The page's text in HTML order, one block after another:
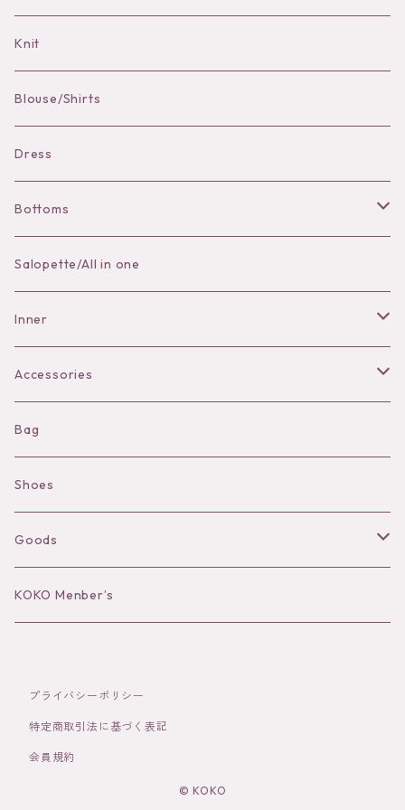
Knit
Blouse/Shirts
Dress
Bottoms
Skirt
Pants
Salopette/All in one
Inner
Bra
Shorts
Camisole
Long sleeve
Accessories
Necklace
Pierce/Earring
Ear Cuff
Bracelet／Bangle
Brooch
Hair Accessories
Bag
Shoes
Goods
Hat
Socks
KOKO Menber’s
プライバシーポリシー
特定商取引法に基づく表記
会員規約
© KOKO